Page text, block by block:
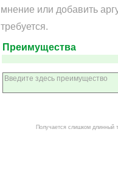
мнение или добавить
требуется.
Преимущества
Получается слишком длинный